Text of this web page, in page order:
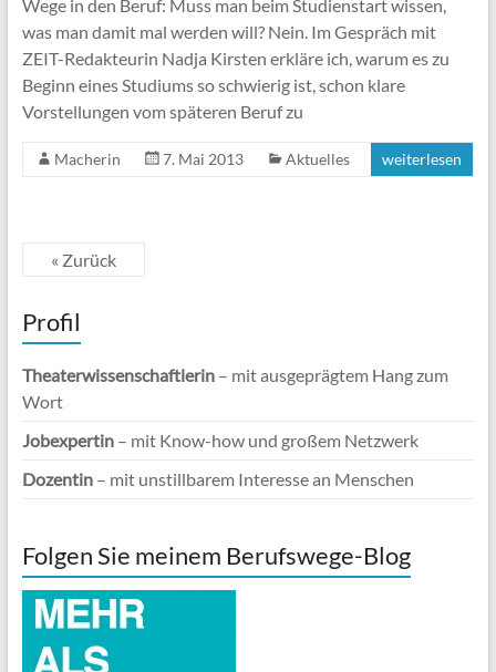
Wege in den Beruf: Muss man beim Studienstart wissen,
was man damit mal werden will? Nein. Im Gespräch mit
ZEIT-Redakteurin Nadja Kirsten erkläre ich, warum es zu
Beginn eines Studiums so schwierig ist, schon klare
Vorstellungen vom späteren Beruf zu
Macherin 7. Mai 2013 Aktuelles weiterlesen
« Zurück
Profil
Theaterwissenschaftlerin– mit ausgeprägtem Hang zum
Wort
Jobexpertin– mit Know-how und großem Netzwerk
Dozentin– mit unstillbarem Interesse an Menschen
Folgen Sie meinem Berufswege-Blog